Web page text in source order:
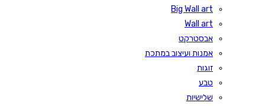
Big Wall art
Wall art
אבסטרקט
אמנות ועיצוב במתכת
זוגות
טבע
שלישיות